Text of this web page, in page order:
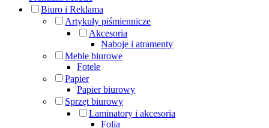
Biuro i Reklama
Artykuły piśmiennicze
Akcesoria
Naboje i atramenty
Meble biurowe
Fotele
Papier
Papier biurowy
Sprzęt biurowy
Laminatory i akcesoria
Folia